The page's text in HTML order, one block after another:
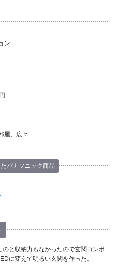
ン
屋、広々
パナソニック商品
のと収納力もなかったので玄関コンポ
に変えて明るい玄関を作った。